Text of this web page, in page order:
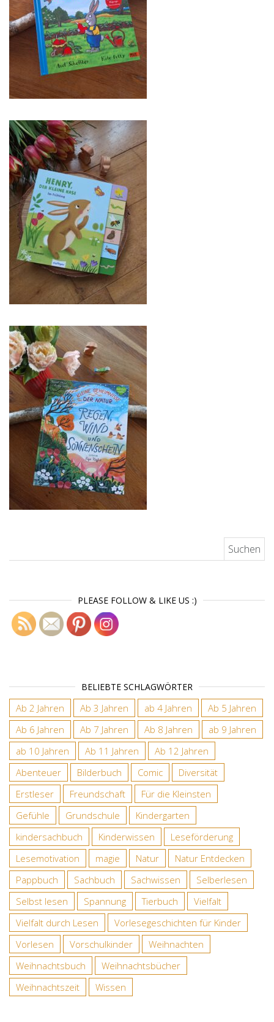
PLEASE FOLLOW & LIKE US :)
BELIEBTE SCHLAGWÖRTER
Ab 2 Jahren Ab 3 Jahren ab 4 Jahren
Ab 5 Jahren
Ab 6 Jahren
Ab 7 Jahren Ab 8 Jahren
ab 9 Jahren
ab 10 Jahren
Ab 11 Jahren
Ab 12 Jahren
Abenteuer
Bilderbuch Comic
Diversität
Erstleser
Freundschaft
Für die Kleinsten
Gefühle
Grundschule
Kindergarten
kindersachbuch
Kinderwissen
Leseförderung
Lesemotivation
magie Natur
Natur Entdecken
Pappbuch
Sachbuch Sachwissen
Selberlesen
Selbst lesen
Spannung Tierbuch
Vielfalt
Vielfalt durch Lesen
Vorlesegeschichten für Kinder
Vorlesen
Vorschulkinder
Weihnachten
Weihnachtsbuch
Weihnachtsbücher
Weihnachtszeit
Wissen